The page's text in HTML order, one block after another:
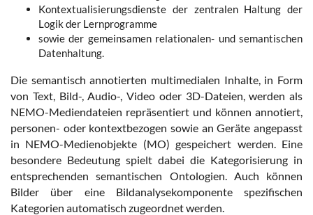
Kontextualisierungsdienste der zentralen Haltung der
Logik der Lernprogramme
sowie der gemeinsamen relationalen- und semantischen
Datenhaltung.
Die semantisch annotierten multimedialen Inhalte, in Form
von Text, Bild-, Audio-, Video oder 3D-Dateien, werden als
NEMO-Mediendateien repräsentiert und können annotiert,
personen- oder kontextbezogen sowie an Geräte angepasst
in NEMO-Medienobjekte (MO) gespeichert werden. Eine
besondere Bedeutung spielt dabei die Kategorisierung in
entsprechenden semantischen Ontologien. Auch können
Bilder über eine Bildanalysekomponente spezifischen
Kategorien automatisch zugeordnet werden.